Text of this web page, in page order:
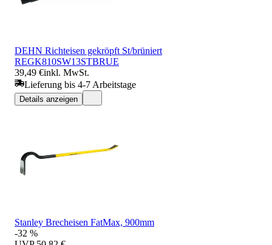
DEHN Richteisen gekröpft St/brüniert
REGK810SW13STBRUE
39,49 €inkl. MwSt.
Lieferung bis 4-7 Arbeitstage
Details anzeigen
Stanley Brecheisen FatMax, 900mm
-32 %